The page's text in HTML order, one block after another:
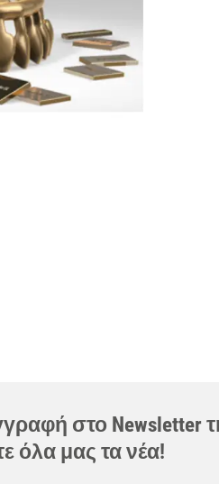
στο Newsletter
όλα μας τα νέα!